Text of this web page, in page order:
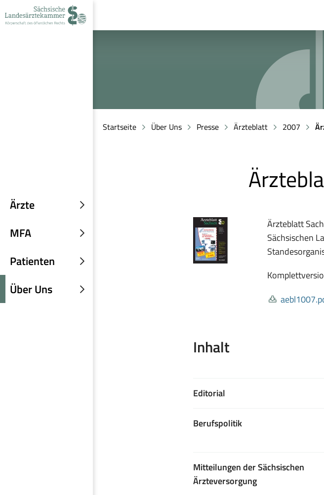
Navigation
Suche
Inhalt
Ärzte
Untermenü
MFA
Untermenü
Patienten
Untermenü
Über Uns
Untermenü
Startseite Über Uns Presse Ärzteblatt 2007
Ärzteblatt
Sächsischen
aebl1007
Inhalt
Editorial
Berufspolitik
Mitteilungen der Sächsischen
Ärzteversorgung